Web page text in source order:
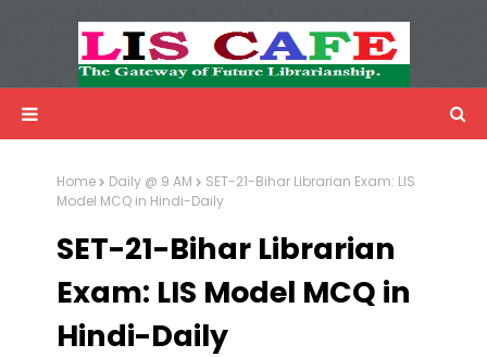
Advertisemnet
Home Daily @ 9 AM
SET-21-Bihar Librarian Exam: LIS
Model MCQ in Hindi-Daily
SET-21-Bihar Librarian
Exam: LIS Model MCQ in
Hindi-Daily